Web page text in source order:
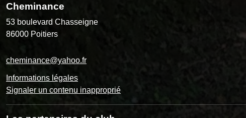
Cheminance
53 boulevard Chasseigne
86000 Poitiers
cheminance@yahoo.fr
Informations légales
Signaler un contenu inapproprié